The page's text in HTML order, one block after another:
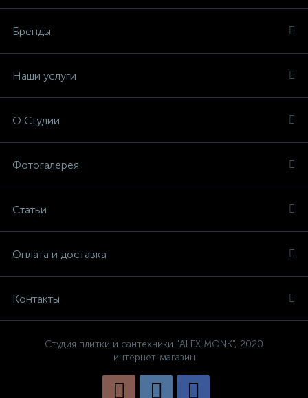
Бренды
Наши услуги
О Студии
Фотогалерея
Статьи
Оплата и доставка
Контакты
Студия плитки и сантехники "ALEX MONK", 2020
интернет-магазин